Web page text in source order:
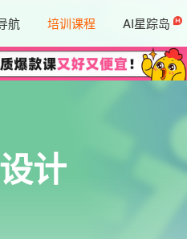
航 培训课程 AI星踪岛
计